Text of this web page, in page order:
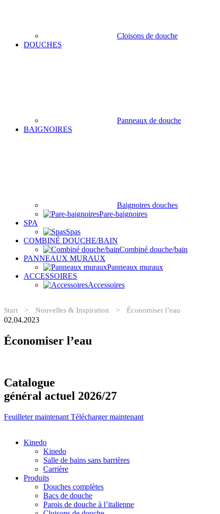
Cloisons de douche
DOUCHES
Panneaux de douche
BAIGNOIRES
Baignoires douches
Pare-baignoires
SPA
Spas
COMBINÉ DOUCHE/BAIN
Combiné douche/bain
PANNEAUX MURAUX
Panneaux muraux
ACCESSOIRES
Accessoires
Start > Nouvelles & Inspiration > Économiser l’eau
02.04.2023
Économiser l’eau
Catalogue
général actuel 2026/27
Feuilleter maintenant Télécharger maintenant
Kinedo
Kinedo
Salle de bains sans barrières
Carrière
Produits
Douches complètes
Bacs de douche
Parois de douche à l’italienne